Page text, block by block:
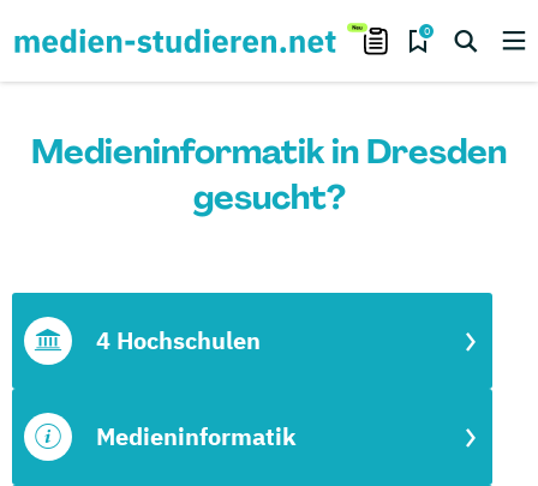
0
Medieninformatik in Dresden
gesucht?
Medieninformatik
4 Hochschulen